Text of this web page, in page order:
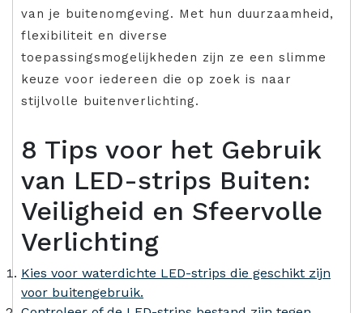
van je buitenomgeving. Met hun duurzaamheid,
flexibiliteit en diverse
toepassingsmogelijkheden zijn ze een slimme
keuze voor iedereen die op zoek is naar
stijlvolle buitenverlichting.
8 Tips voor het Gebruik
van LED-strips Buiten:
Veiligheid en Sfeervolle
Verlichting
Kies voor waterdichte LED-strips die geschikt zijn
voor buitengebruik.